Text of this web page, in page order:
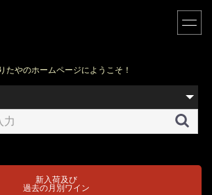
やのホームページにようこそ！
新入荷及び
過去の月別ワイン